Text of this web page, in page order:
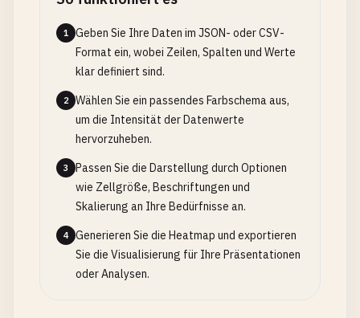
1
Geben Sie Ihre Daten im JSON- oder CSV-
Format ein, wobei Zeilen, Spalten und Werte
klar definiert sind.
2
Wählen Sie ein passendes Farbschema aus,
um die Intensität der Datenwerte
hervorzuheben.
3
Passen Sie die Darstellung durch Optionen
wie Zellgröße, Beschriftungen und
Skalierung an Ihre Bedürfnisse an.
4
Generieren Sie die Heatmap und exportieren
Sie die Visualisierung für Ihre Präsentationen
oder Analysen.